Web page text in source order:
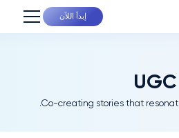
إبدأ اللآن
UGC
Co-creating stories that